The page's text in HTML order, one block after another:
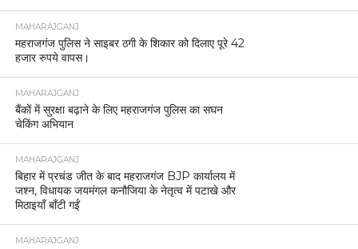
MAHARAJGANJ
महराजगंज पुलिस ने साइबर ठगी के शिकार को दिलाए पूरे 42
हजार रुपये वापस।
MAHARAJGANJ
बैंकों में सुरक्षा बढ़ाने के लिए महराजगंज पुलिस का सघन
चेकिंग अभियान
MAHARAJGANJ
बिहार में प्रचंड जीत के बाद महराजगंज BJP कार्यालय में
जश्न, विधायक जयमंगल कनौजिया के नेतृत्व में पटाखे और
मिठाइयाँ बाँटी गईं
MAHARAJGANJ